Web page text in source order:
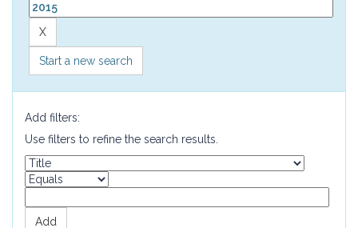
Start a new search
Add filters:
Use filters to refine the search results.